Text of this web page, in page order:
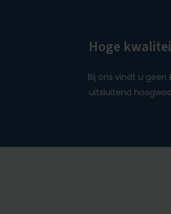
Hoge
Bij ons vindt u
uitsluitend